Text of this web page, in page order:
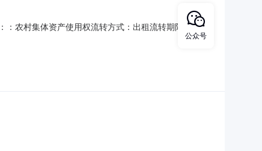
农村集体资产使用权流转方式：出租流转期限：2年
：--登记日期：2026-02-28是否续租：否交易面积：
湖区毓龙街道环城村项
公众号